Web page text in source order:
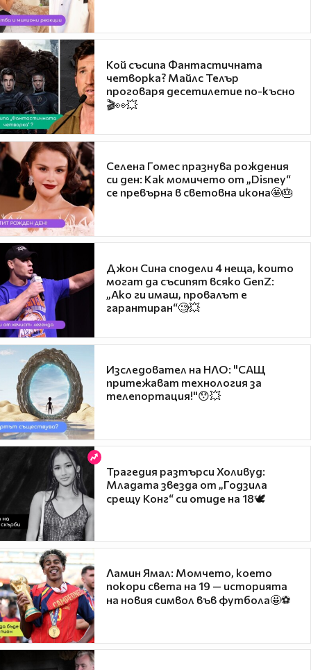
Кой съсипа Фантастичната
четворка? Майлс Телър
проговаря десетилетие по-късно
🎬👀💥
Селена Гомес празнува рождения
си ден: Как момичето от „Disney“
се превърна в световна икона🤩🎂
Джон Сина сподели 4 неща, които
могат да съсипят всяко GenZ:
„Ако ги имаш, провалът е
гарантиран“🧐💥
Изследовател на НЛО: "САЩ
притежават технология за
телепортация!"😯💥
Трагедия разтърси Холивуд:
Младата звезда от „Годзила
срещу Конг“ си отиде на 18🕊️
Ламин Ямал: Момчето, което
покори света на 19 — историята
на новия символ във футбола🤩⚽